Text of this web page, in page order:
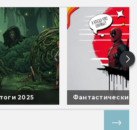
2025 Фантастические